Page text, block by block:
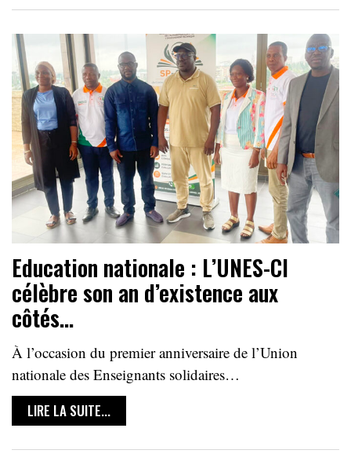
Education nationale : L’UNES-CI
célèbre son an d’existence aux
côtés…
À l’occasion du premier anniversaire de l’Union
nationale des Enseignants solidaires…
LIRE LA SUITE...